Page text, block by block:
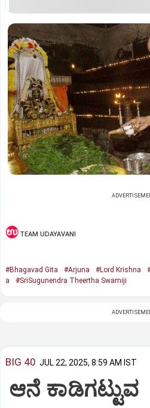
TEAM UDAYAVANI
#Bhagavad Gita #Arjuna #Lord Krishna
a
#SriSugunendra Theertha Swamiji
BIG 40 JUL 22, 2025, 8:59 AM IST
ಆನೆ ಕಾಡಿಗಟ್ಟುವ